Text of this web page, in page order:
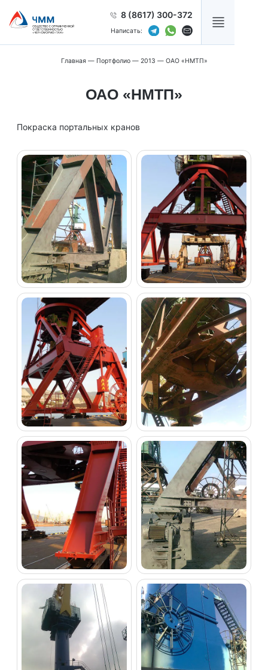
8 (8617) 300-372
Написать:
Главная — Портфолио — 2013 — ОАО «НMТП»
ОАО «НMТП»
Покраска портальных кранов